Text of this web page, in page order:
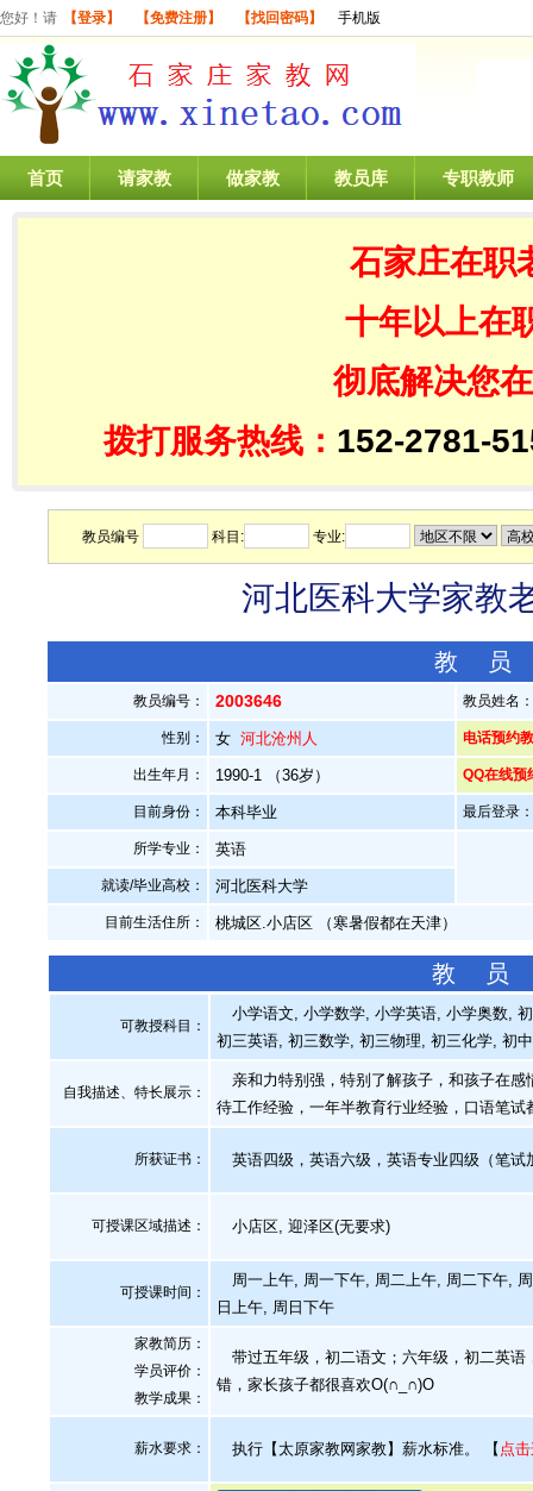
您好！请 【登录】 【免费注册】 【找回密码】 手机版
首页 请家教 做家教 教员库 专职教师
石家庄在职
十年以上在
彻底解决您
拨打服务热线： 152-2781-
教员编号 科目: 专业:
河北医科大学家教
教
教员编号： 2003646 教员姓名
性别： 女 河北沧州人 电话预约
出生年月： 1990-1 （36岁） QQ在线预
目前身份： 本科毕业 最后登录
所学专业： 英语
就读/毕业高校： 河北医科大学
目前生活住所： 桃城区.小店区 （寒暑假都在天津）
教 员
可教授科目：
小学语文, 小学数学, 小学英语, 小学奥数,
初三英语, 初三数学, 初三物理, 初三化学, 初
自我描述、特长展示 ：
亲和力特别强，特别了解孩子，和孩子在感
待工作经验，一年半教育行业经验，口语笔试
所获证书 ： 英语四级，英语六级，英语专业四级（笔试
可授课区域描述： 小店区, 迎泽区(无要求)
可授课时间：
周一上午, 周一下午, 周二上午, 周二下午,
日上午, 周日下午
家教简历：
学员评价：
教学成果：
带过五年级，初二语文；六年级，初二英语
错，家长孩子都很喜欢O(∩_∩)O
薪水要求： 执行【太原家教网家教】薪水标准。 【 点